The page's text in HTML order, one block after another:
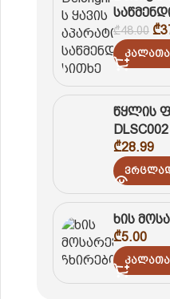
₾48.00 ₾
წყლის
DLSC002
₾28.99
ხის
₾5.00